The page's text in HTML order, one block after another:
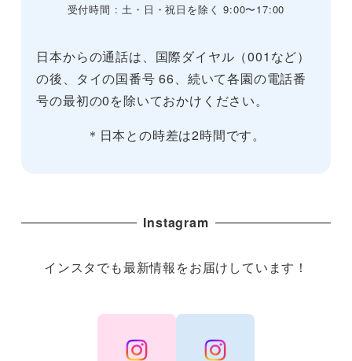
受付時間 : 土・日・祝日を除く 9:00〜17:00
日本からの通話は、国際ダイヤル（001など）
の後、タイの国番号 66、続いて各園の電話番
号の最初の0を除いておかけください。
＊日本との時差は2時間です。
Instagram
インスタでも最新情報をお届けしています！